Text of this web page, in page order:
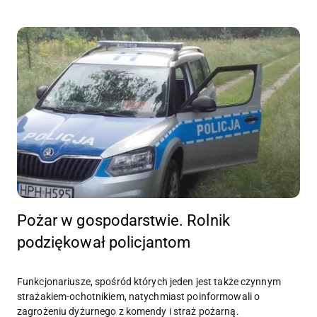
Pożar w gospodarstwie. Rolnik
podziękował policjantom
Funkcjonariusze, spośród których jeden jest także czynnym
strażakiem-ochotnikiem, natychmiast poinformowali o
zagrożeniu dyżurnego z komendy i straż pożarną.